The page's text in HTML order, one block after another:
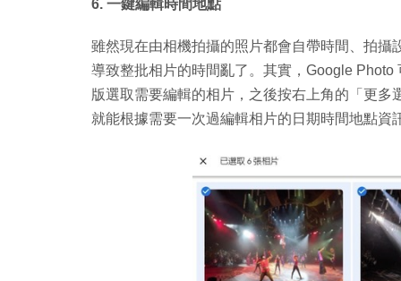
6. 一鍵編輯時間地點
雖然現在由相機拍攝的照片都會自帶時間、拍
導致整批相片的時間亂了。其實，Google
版選取需要編輯的相片，之後按右上角的「更
就能根據需要一次過編輯相片的日期時間地點資